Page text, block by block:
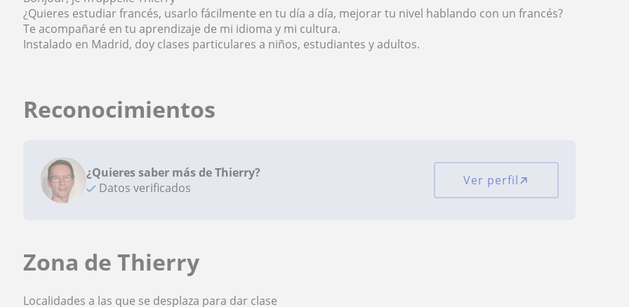
¿Quieres estudiar francés, usarlo fácilmente en tu día a día, mejorar tu nivel hablando con un francés?
Te acompañaré en tu aprendizaje de mi idioma y mi cultura.
Instalado en Madrid, doy clases particulares a niños, estudiantes y adultos.
Reconocimientos
¿Quieres saber más de Thierry?
Datos verificados
Ver perfil
Zona de Thierry
Localidades a las que se desplaza para dar clase